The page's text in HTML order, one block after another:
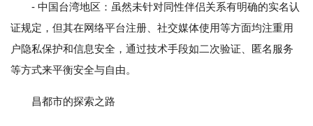
- 中国台湾地区：虽然未针对同性伴侣关系有明确的实名认
证规定，但其在网络平台注册、社交媒体使用等方面均注重用
户隐私保护和信息安全，通过技术手段如二次验证、匿名服务
等方式来平衡安全与自由。
昌都市的探索之路